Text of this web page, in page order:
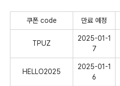
쿠폰 code 만료 예정
TPUZ
2025-01-1
7
HELLO2025
2025-01-1
6